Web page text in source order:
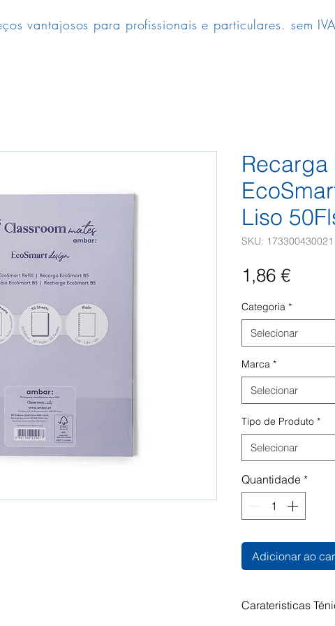
vantajosos para profissionais e particulares. sem
Liso
SKU: 173300430021
1,86 €Preço
Categoria *
Selecionar
Marca *
Selecionar
Tipo de Produto *
Selecionar
Quantidade *
Adicionar ao
Carateristicas